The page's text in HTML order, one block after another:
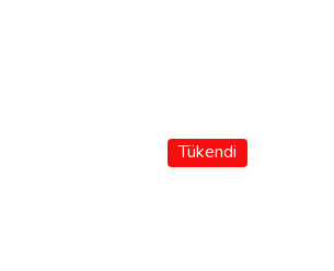
Tükendi